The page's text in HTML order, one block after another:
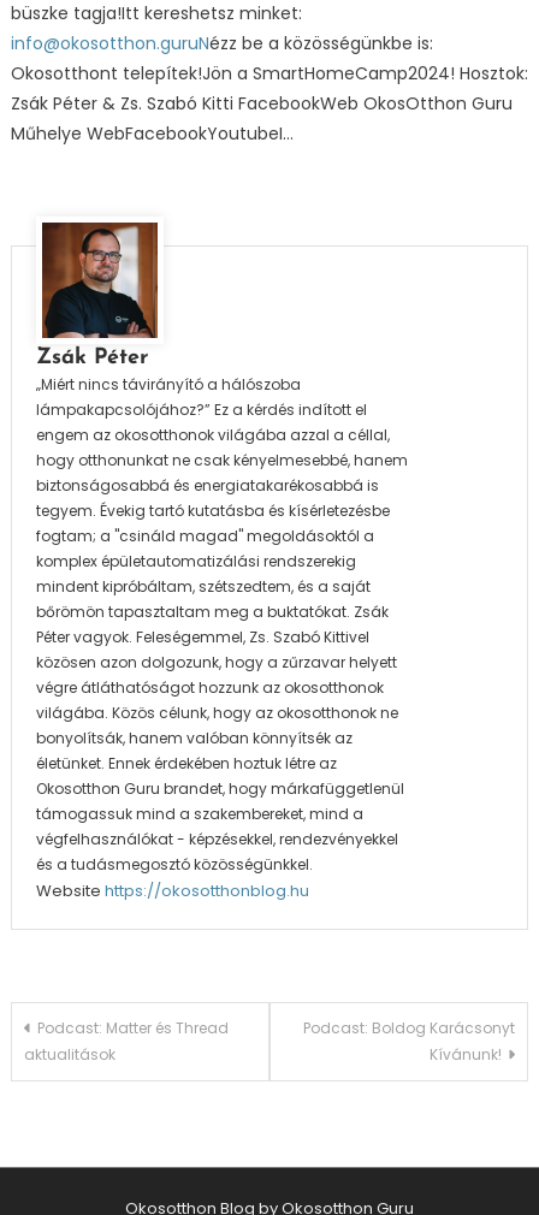
büszke tagja!Itt kereshetsz minket:
info@okosotthon.guruNézz be a közösségünkbe is:
Okosotthont telepítek!Jön a SmartHomeCamp2024! Hosztok:
Zsák Péter & Zs. Szabó Kitti FacebookWeb OkosOtthon Guru
Műhelye WebFacebookYoutubeI…
Zsák Péter
„Miért nincs távirányító a hálószoba
lámpakapcsolójához?” Ez a kérdés indított el
engem az okosotthonok világába azzal a céllal,
hogy otthonunkat ne csak kényelmesebbé, hanem
biztonságosabbá és energiatakarékosabbá is
tegyem. Évekig tartó kutatásba és kísérletezésbe
fogtam; a "csináld magad" megoldásoktól a
komplex épületautomatizálási rendszerekig
mindent kipróbáltam, szétszedtem, és a saját
bőrömön tapasztaltam meg a buktatókat. Zsák
Péter vagyok. Feleségemmel, Zs. Szabó Kittivel
közösen azon dolgozunk, hogy a zűrzavar helyett
végre átláthatóságot hozzunk az okosotthonok
világába. Közös célunk, hogy az okosotthonok ne
bonyolítsák, hanem valóban könnyítsék az
életünket. Ennek érdekében hoztuk létre az
Okosotthon Guru brandet, hogy márkafüggetlenül
támogassuk mind a szakembereket, mind a
végfelhasználókat - képzésekkel, rendezvényekkel
és a tudásmegosztó közösségünkkel.
Website https://okosotthonblog.hu
Bejegyzés
navigáció
Podcast: Matter és Thread
aktualitások
Podcast: Boldog Karácsonyt
Kívánunk!
Okosotthon Blog by Okosotthon Guru